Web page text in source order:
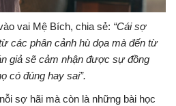
vai Mệ Bích, chia sẻ: “Cái sợ
các phân cảnh hù dọa mà đến từ
giả sẽ cảm nhận được sự đồng
có đúng hay sai”.
sợ hãi mà còn là những bài học